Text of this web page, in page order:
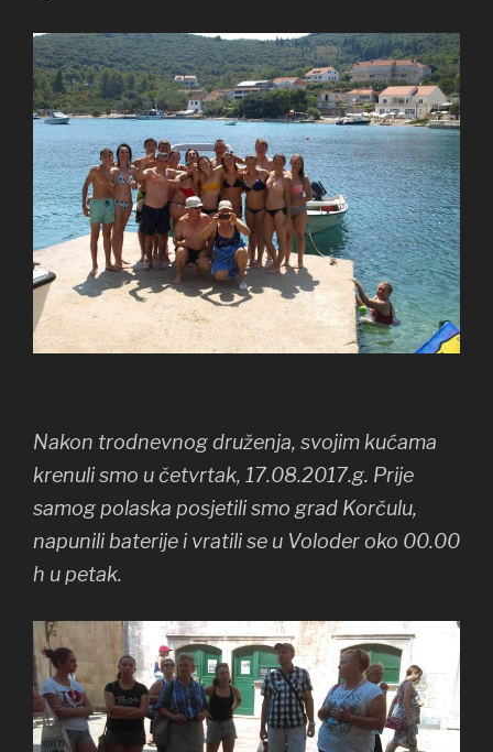
Nakon trodnevnog druženja, svojim kućama
krenuli smo u četvrtak, 17.08.2017.g. Prije
samog polaska posjetili smo grad Korčulu,
napunili baterije i vratili se u Voloder oko 00.00
h u petak.